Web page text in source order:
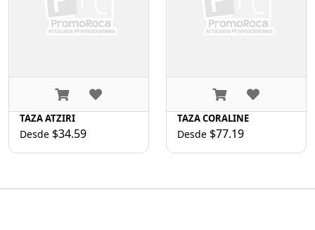
TAZA ATZIRI
Desde $34.59
TAZA CORALINE
Desde $77.19